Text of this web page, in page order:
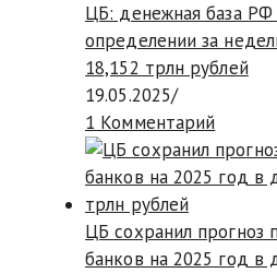
ЦБ: денежная база РФ
определении за
18,152 трлн рублей
19.05.2025/
1 Комментарий
ЦБ сохранил прогноз
банков на 2025 год в